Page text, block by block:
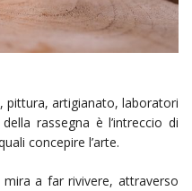
artigianato, laboratori
rassegna è l’intreccio di
concepire l’arte.
mira a far rivivere, attraverso